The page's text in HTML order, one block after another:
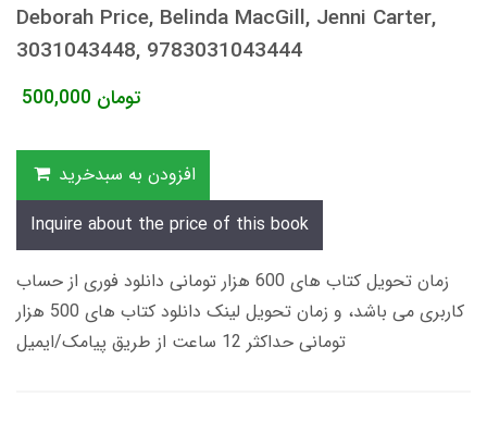
Deborah Price, Belinda MacGill, Jenni Carter,
3031043448, 9783031043444
500,000 تومان
افزودن به سبدخرید
Inquire about the price of this book
زمان تحویل کتاب های 600 هزار تومانی دانلود فوری از حساب
کاربری می باشد، و زمان تحویل لینک دانلود کتاب های 500 هزار
تومانی حداکثر 12 ساعت از طریق پیامک/ایمیل